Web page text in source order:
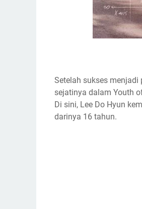
Setelah sukses
sejatinya dalam Youth
Di sini, Lee Do Hyun
darinya 16 tahun.